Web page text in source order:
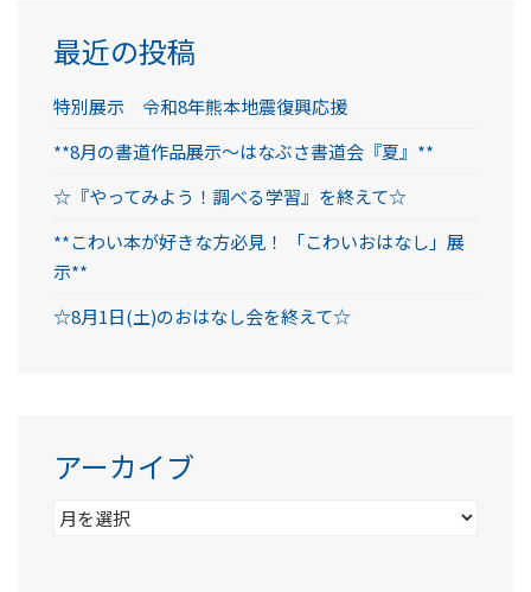
最近の投稿
特別展示 令和8年熊本地震復興応援
**8月の書道作品展示～はなぶさ書道会『夏』**
☆『やってみよう！調べる学習』を終えて☆
**こわい本が好きな方必見！ 「こわいおはなし」展
示**
☆8月1日(土)のおはなし会を終えて☆
アーカイブ
ア